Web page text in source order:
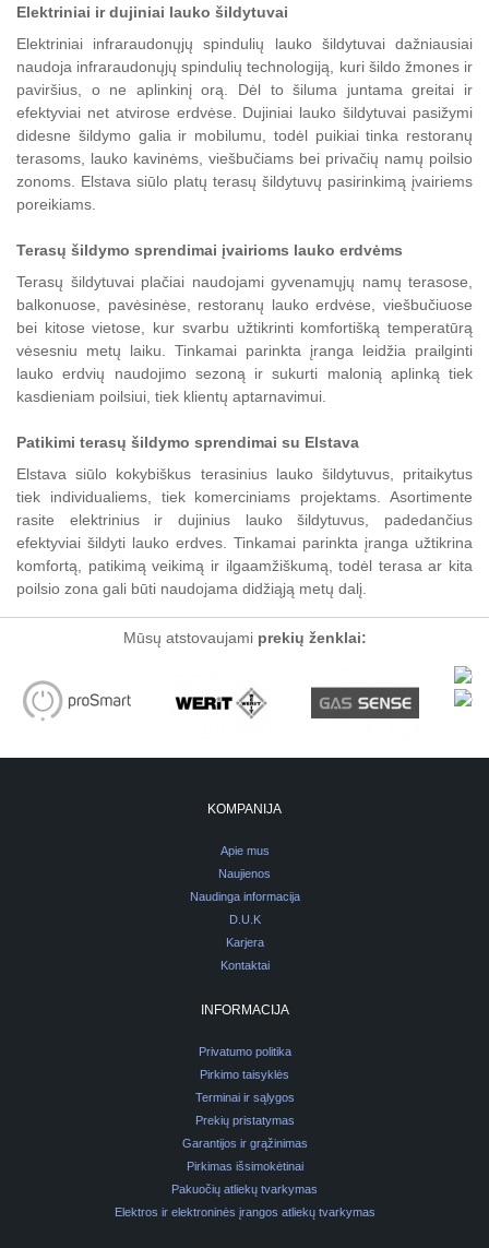
Elektriniai ir dujiniai lauko šildytuvai
Elektriniai infraraudonųjų spindulių lauko šildytuvai dažniausiai
naudoja infraraudonųjų spindulių technologiją, kuri šildo žmones ir
paviršius, o ne aplinkinį orą. Dėl to šiluma juntama greitai ir
efektyviai net atvirose erdvėse. Dujiniai lauko šildytuvai pasižymi
didesne šildymo galia ir mobilumu, todėl puikiai tinka restoranų
terasoms, lauko kavinėms, viešbučiams bei privačių namų poilsio
zonoms. Elstava siūlo platų terasų šildytuvų pasirinkimą įvairiems
poreikiams.
Terasų šildymo sprendimai įvairioms lauko erdvėms
Terasų šildytuvai plačiai naudojami gyvenamųjų namų terasose,
balkonuose, pavėsinėse, restoranų lauko erdvėse, viešbučiuose
bei kitose vietose, kur svarbu užtikrinti komfortišką temperatūrą
vėsesniu metų laiku. Tinkamai parinkta įranga leidžia prailginti
lauko erdvių naudojimo sezoną ir sukurti malonią aplinką tiek
kasdieniam poilsiui, tiek klientų aptarnavimui.
Patikimi terasų šildymo sprendimai su Elstava
Elstava siūlo kokybiškus terasinius lauko šildytuvus, pritaikytus
tiek individualiems, tiek komerciniams projektams. Asortimente
rasite elektrinius ir dujinius lauko šildytuvus, padedančius
efektyviai šildyti lauko erdves. Tinkamai parinkta įranga užtikrina
komfortą, patikimą veikimą ir ilgaamžiškumą, todėl terasa ar kita
poilsio zona gali būti naudojama didžiąją metų dalį.
Mūsų atstovaujami prekių ženklai:
KOMPANIJA
Apie mus
Naujienos
Naudinga informacija
D.U.K
Karjera
Kontaktai
INFORMACIJA
Privatumo politika
Pirkimo taisyklės
Terminai ir sąlygos
Prekių pristatymas
Garantijos ir grąžinimas
Pirkimas išsimokėtinai
Pakuočių atliekų tvarkymas
Elektros ir elektroninės įrangos atliekų tvarkymas